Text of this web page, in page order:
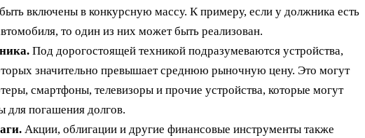
включены в конкурсную массу. К примеру, если у должника есть
то один из них может быть реализован.
Под дорогостоящей техникой подразумеваются устройства,
значительно превышает среднюю рыночную цену. Это могут
смартфоны, телевизоры и прочие устройства, которые могут
для погашения долгов.
Акции, облигации и другие финансовые инструменты также